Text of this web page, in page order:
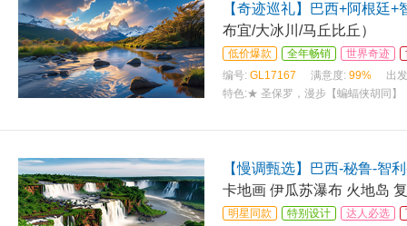
【奇迹巡礼】巴西+阿根廷+
布宜/大冰川/马丘比丘）
低价爆款 全年畅销 世界奇迹
编号: GL17167 满意度: 99%
出
特色:★ 圣保罗，漫步【蝙蝠侠胡同
【慢调甄选】巴西-秘鲁-智
卡地画 伊瓜苏瀑布 火地岛
明星同款 特别设计 达人必选